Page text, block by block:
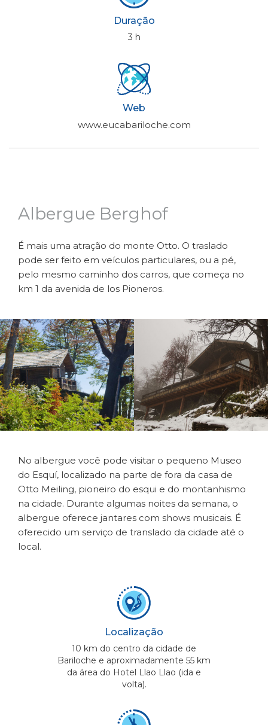
Duração
3 h
Web
www.eucabariloche.com
Albergue Berghof
É mais uma atração do monte Otto. O traslado
pode ser feito em veículos particulares, ou a pé,
pelo mesmo caminho dos carros, que começa no
km 1 da avenida de los Pioneros.
No albergue você pode visitar o pequeno Museo
do Esquí, localizado na parte de fora da casa de
Otto Meiling, pioneiro do esqui e do montanhismo
na cidade. Durante algumas noites da semana, o
albergue oferece jantares com shows musicais. É
oferecido um serviço de translado da cidade até o
local.
Localização
10 km do centro da cidade de
Bariloche e aproximadamente 55 km
da área do Hotel Llao Llao (ida e
volta).